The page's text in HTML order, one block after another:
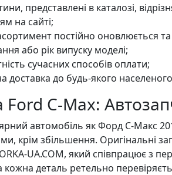
представлені в каталозі,
на сайті;
постійно оновлюється
або рік випуску моделі;
сучасних способів оплати;
доставка до будь-якого
Ford C-Max:
автомобіль як Форд С-Макс
крім збільшення. Оригінальні
UA.COM, який співпрацює з
деталь ретельно